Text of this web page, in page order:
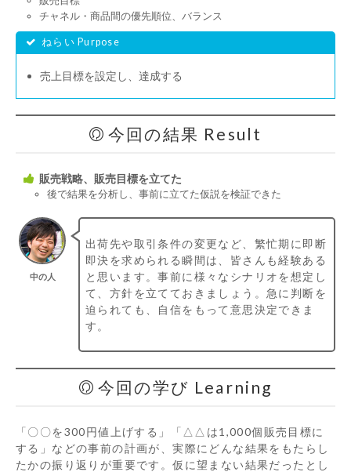
チャネル・商品間の優先順位、バランス
ねらい Purpose
売上目標を設定し、達成する
今回の結果 Result
販売戦略、販売目標を立てた
後で結果を分析し、事前に立てた仮説を検証できた
中の人
出荷先や取引条件の変更など、繁忙期に即断
即決を求められる瞬間は、皆さんも経験ある
と思います。事前に様々なシナリオを想定し
て、方針を立てておきましょう。急に判断を
迫られても、自信をもって意思決定できま
す。
今回の学び Learning
「〇〇を300円値上げする」「△△は1,000個販売目標に
する」などの事前の計画が、実際にどんな結果をもたらし
たかの振り返りが重要です。仮に望まない結果だったとし